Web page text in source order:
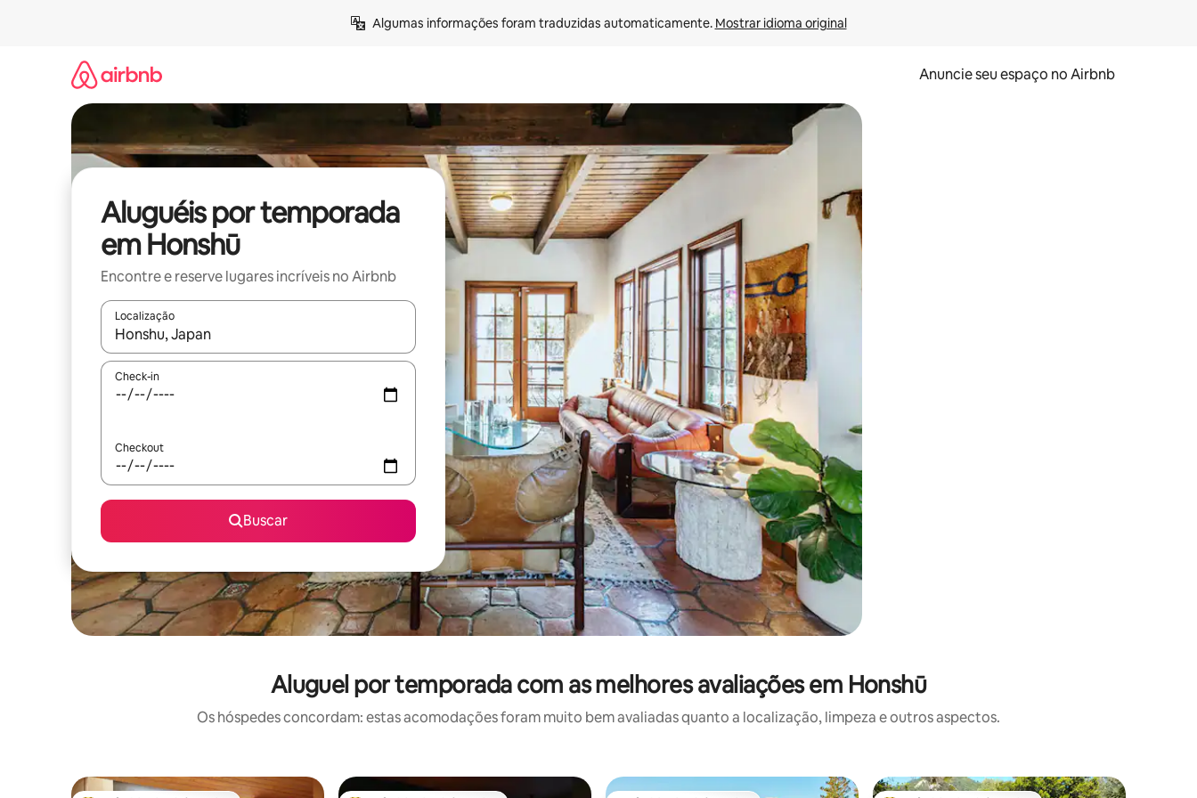
Algumas informações foram traduzidas automaticamente. Mostrar idioma original
Anuncie seu espaço no Airbnb
Aluguéis por temporada
em Honshū
Encontre e reserve lugares incríveis no Airbnb
Localização
Quando os resultados estiverem disponíveis, explore-os usando as seta para cima e para baixo do teclado ou tocando e deslizando o dedo na tela.
Check-in
Checkout
Buscar
Aluguel por temporada com as melhores avaliações em Honshū
Os hóspedes concordam: estas acomodações foram muito bem avaliadas quanto a localização, limpeza e outros aspectos.